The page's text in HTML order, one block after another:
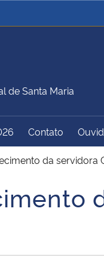
da Justiça e
da Educação
Turismo
Segurança
de Santa Maria
Contato
da servidora